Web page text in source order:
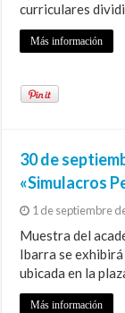
curriculares
Más información
30 de
«Simulacros
1 de septiembre
Muestra del
Ibarra se
ubicada en la
Más información